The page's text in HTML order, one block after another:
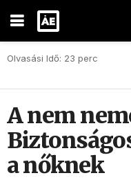
Olvasási Idő: 23 perc
A nem
a nőknek